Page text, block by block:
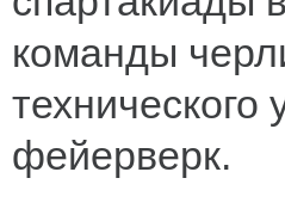
команды
фейерверк.